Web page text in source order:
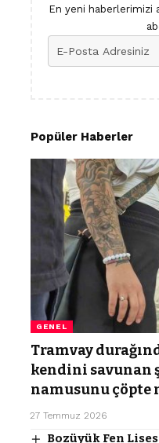
En yeni haberlerimizi
Popüler Haberler
GENEL
Tramvay
kendini savunan
namusunu çöpte
27 Temmuz 2026
Bozüyük Fen